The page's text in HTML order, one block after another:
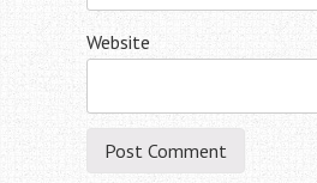
Website